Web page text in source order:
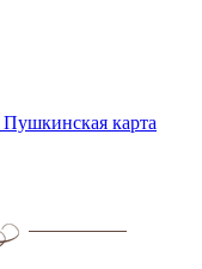
Пушкинская карта